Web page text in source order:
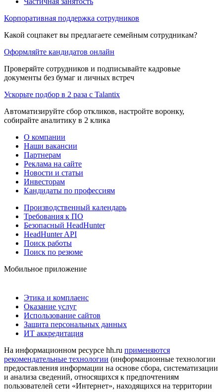
Корпоративная поддержка сотрудников
Какой соцпакет вы предлагаете семейным сотрудникам?
Оформляйте кандидатов онлайн
Проверяйте сотрудников и подписывайте кадровые
документы без бумаг и личных встреч
Ускорьте подбор в 2 раза с Talantix
Автоматизируйте сбор откликов, настройте воронку,
собирайте аналитику в 2 клика
О компании
Наши вакансии
Партнерам
Реклама на сайте
Новости и статьи
Инвесторам
Кандидаты по профессиям
Производственный календарь
Требования к ПО
Безопасный HeadHunter
HeadHunter API
Поиск работы
Поиск по резюме
Мобильное приложение
Этика и комплаенс
Оказание услуг
Использование сайтов
Защита персональных данных
ИТ аккредитация
На информационном ресурсе hh.ru применяются
рекомендательные технологии (информационные технологии
предоставления информации на основе сбора, систематизации
и анализа сведений, относящихся к предпочтениям
пользователей сети «Интернет», находящихся на территории